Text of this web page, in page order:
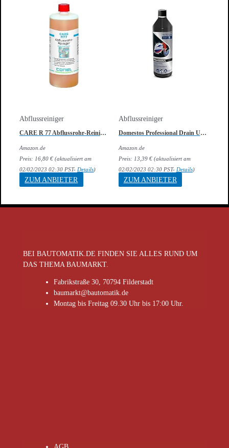
Abflussreiniger
CARE R 77 Abflussrohr-Reiniger
Amazon.de
Preis: 16,80€ (aktualisiert am
02/02/2023 02:30 PST- Details)
ZUM ANBIETER
Abflussreiniger
Domestos Professional Drain Unblocker Gel
Amazon.de
Preis: 13,39 €(aktualisiert am
02/02/2023 02:30 PST- Details)
ZUM ANBIETER
BEI BAUTOMATIK.DE FINDEN SIE ALLES RUND UM
DAS THEMA BAUMARKT.
Fabrikstraße 30, 70794 Filderstadt
baumarkt@bautomatik.de
Montag bis Freitag 09.30 Uhr bis 17:00 Uhr.